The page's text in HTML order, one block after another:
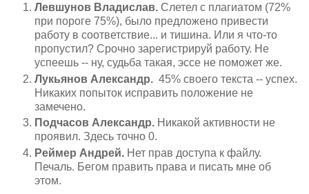
Левшунов Владислав. Слетел с плагиатом (72%
при пороге 75%), было предложено привести
работу в соответствие... и тишина. Или я что-то
пропустил? Срочно зарегистрируй работу. Не
успеешь -- ну, судьба такая, эссе не поможет же.
Лукьянов Александр. 45% своего текста -- успех.
Никаких попыток исправить положение не
замечено.
Подчасов Александр. Никакой активности не
проявил. Здесь точно 0.
Реймер Андрей. Нет прав доступа к файлу.
Печаль. Бегом править права и писать мне об
этом.